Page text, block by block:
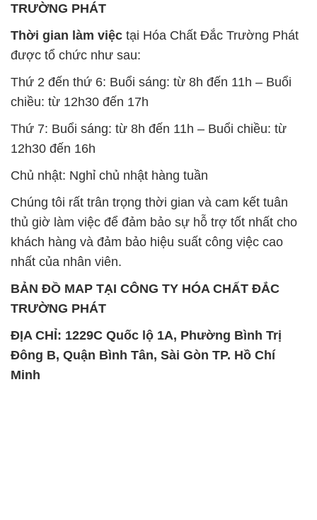
TRƯỜNG PHÁT
Thời gian làm việc tại Hóa Chất Đắc Trường Phát
được tổ chức như sau:
Thứ 2 đến thứ 6: Buổi sáng: từ 8h đến 11h – Buổi
chiều: từ 12h30 đến 17h
Thứ 7: Buổi sáng: từ 8h đến 11h – Buổi chiều: từ
12h30 đến 16h
Chủ nhật: Nghỉ chủ nhật hàng tuần
Chúng tôi rất trân trọng thời gian và cam kết tuân
thủ giờ làm việc để đảm bảo sự hỗ trợ tốt nhất cho
khách hàng và đảm bảo hiệu suất công việc cao
nhất của nhân viên.
BẢN ĐỒ MAP TẠI CÔNG TY HÓA CHẤT ĐẮC
TRƯỜNG PHÁT
ĐỊA CHỈ: 1229C Quốc lộ 1A, Phường Bình Trị
Đông B, Quận Bình Tân, Sài Gòn TP. Hồ Chí
Minh